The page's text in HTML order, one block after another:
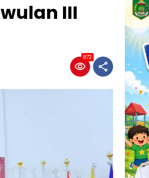
III
872